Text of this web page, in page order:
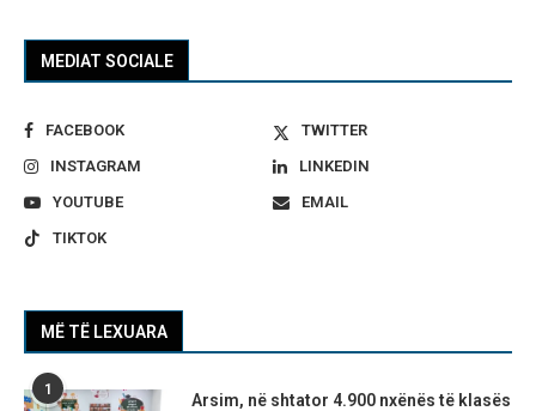
MEDIAT SOCIALE
FACEBOOK
TWITTER
INSTAGRAM
LINKEDIN
YOUTUBE
EMAIL
TIKTOK
MË TË LEXUARA
1
Arsim, në shtator 4.900 nxënës të klasës